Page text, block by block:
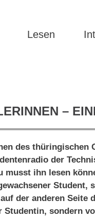
Lesen
–
des thüringischen
der
ihn lesen
der anderen Seite
sondern